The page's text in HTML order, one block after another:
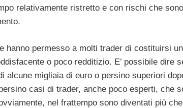
relativamente ristretto e con rischi che
hanno permesso a molti trader di costituirsi
o poco redditizio. E’ possibile dire
alcune migliaia di euro o persino superiori
casi di trader, anche poco esperti, che
nel frattempo sono diventati più